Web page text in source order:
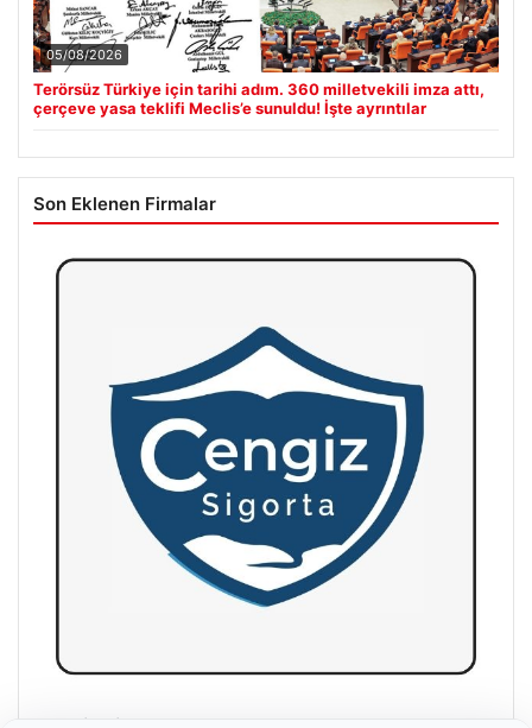
05/08/2026
Terörsüz Türkiye için tarihi adım. 360 milletvekili imza attı,
çerçeve yasa teklifi Meclis’e sunuldu! İşte ayrıntılar
Son Eklenen Firmalar